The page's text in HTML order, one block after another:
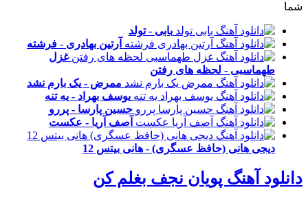
شما
بابی - تولد
آرتین بهادری - فرشته
غزل
طهماسبی - لحظه های رفتن
ممرض - یک بارم نشد
یوسف بهراد - یه تنه
حسین پارسا - پررو
آصف آریا - عکست
دیجی هانی (حافظ عسگری) - هانی بیتس 12
دانلود آهنگ پویان نجف بغلم کن